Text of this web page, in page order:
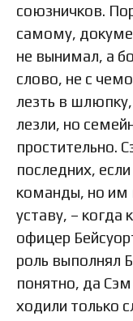
союзничков.
самому,
не вынимал, а
слово, не с
лезть в
лезли, но
простительно.
последних,
команды, но им
уставу, –
офицер
роль выполнял
понятно, да
ходили только